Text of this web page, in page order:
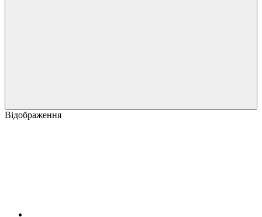
Відображення